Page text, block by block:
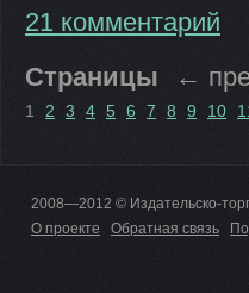
21 комментарий
Страницы
←
1 2 3 4 5 6 7 8 9 10
2008—2012 © Издательско-
О проекте
Обратная связь